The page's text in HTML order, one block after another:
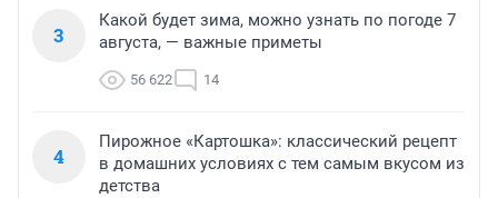
3
Какой будет зима, можно узнать по погоде 7
августа, — важные приметы
56 622 14
4
Пирожное «Картошка»: классический рецепт
в домашних условиях с тем самым вкусом из
детства